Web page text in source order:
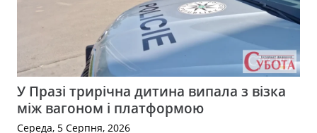
У Празі трирічна дитина випала з візка
між вагоном і платформою
Середа, 5 Серпня, 2026